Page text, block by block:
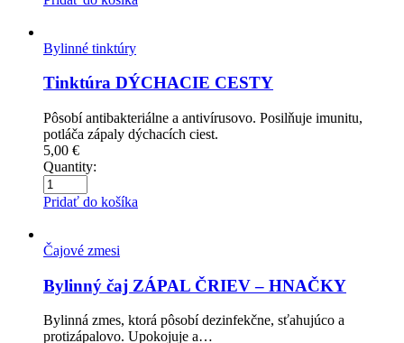
Bylinné tinktúry
Tinktúra DÝCHACIE CESTY
Pôsobí antibakteriálne a antivírusovo. Posilňuje imunitu,
potláča zápaly dýchacích ciest.
5,00 €
Quantity:
Pridať do košíka
Čajové zmesi
Bylinný čaj ZÁPAL ČRIEV – HNAČKY
Bylinná zmes, ktorá pôsobí dezinfekčne, sťahujúco a
protizápalovo. Upokojuje a…